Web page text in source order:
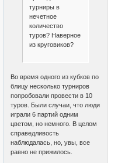
турниры в
нечетное
количество
туров? Наверное
из круговиков?
Во время одного из кубков по
блицу несколько турниров
попробовали провести в 10
туров. Были случаи, что люди
играли 6 партий одним
цветом, но немного. В целом
справедливость
наблюдалась, но, увы, все
равно не прижилось.